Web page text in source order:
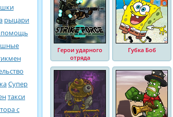
рыцари
помощь
Супер
такси
с
Герои ударного
отряда
Губка Боб